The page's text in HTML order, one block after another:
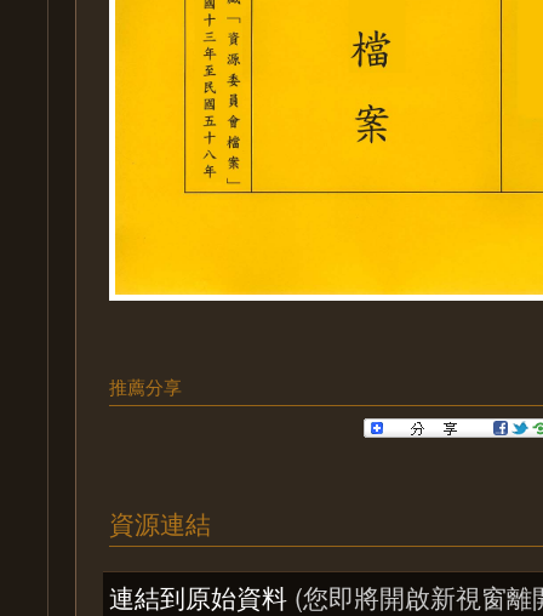
推薦分享
資源連結
連結到原始資料 (您即將開啟新視窗離